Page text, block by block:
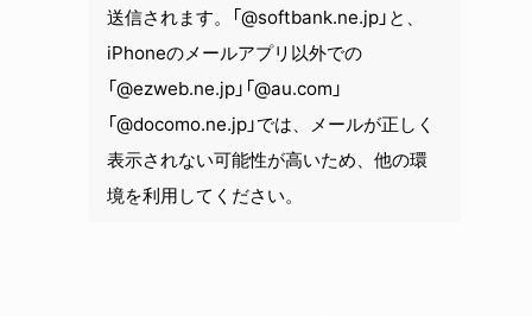
送信されます。「@softbank.ne.jp」と、
iPhoneのメールアプリ以外での
「@ezweb.ne.jp」「@au.com」
「@docomo.ne.jp」では、メールが正しく
表示されない可能性が高いため、他の環
境を利用してください。